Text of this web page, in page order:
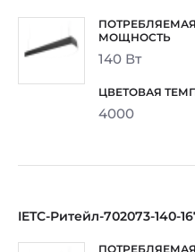
140 Вт
4000
IETC-Ритейл-702073-140-